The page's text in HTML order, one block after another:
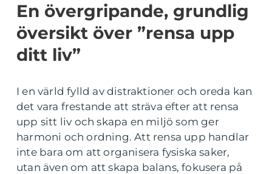
En övergripande, grundlig
översikt över ”rensa upp
ditt liv”
I en värld fylld av distraktioner och oreda kan
det vara frestande att sträva efter att rensa
upp sitt liv och skapa en miljö som ger
harmoni och ordning. Att rensa upp handlar
inte bara om att organisera fysiska saker,
utan även om att skapa balans, fokusera på